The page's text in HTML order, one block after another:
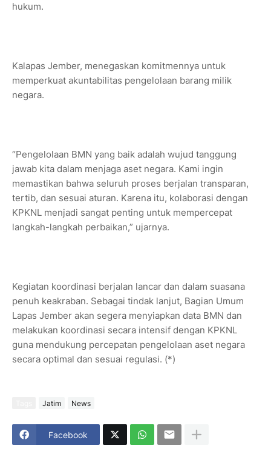
hukum.
Kalapas Jember, menegaskan komitmennya untuk
memperkuat akuntabilitas pengelolaan barang milik
negara.
“Pengelolaan BMN yang baik adalah wujud tanggung
jawab kita dalam menjaga aset negara. Kami ingin
memastikan bahwa seluruh proses berjalan transparan,
tertib, dan sesuai aturan. Karena itu, kolaborasi dengan
KPKNL menjadi sangat penting untuk mempercepat
langkah-langkah perbaikan,” ujarnya.
Kegiatan koordinasi berjalan lancar dan dalam suasana
penuh keakraban. Sebagai tindak lanjut, Bagian Umum
Lapas Jember akan segera menyiapkan data BMN dan
melakukan koordinasi secara intensif dengan KPKNL
guna mendukung percepatan pengelolaan aset negara
secara optimal dan sesuai regulasi. (*)
Jatim News
Facebook